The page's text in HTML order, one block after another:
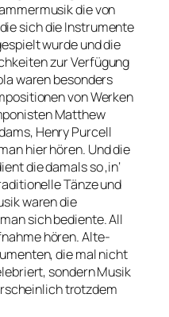
die von
sich die Instrumente
wurde und die
zur Verfügung
waren besonders
von Werken
Matthew
Henry Purcell
hier hören. Und die
die damals so ‚in‘
Tänze und
waren die
sich bediente. All
hören. Alte-
die mal nicht
sondern Musik
trotzdem